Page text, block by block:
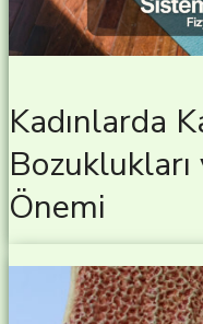
Kadınlarda
Önemi